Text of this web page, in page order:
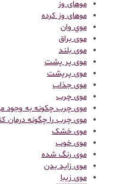
موهای وز
موهای وز کرده
موي وان
موی براق
موی بلند
موی پر پشت
موی پرپشت
موی جذاب
موی چرب
موی چرب چکونه به وجود
موی چرب را چگونه درمان
موی خشک
موی خوب
موی رنگ شده
موی زاید بدن
موی زیبا